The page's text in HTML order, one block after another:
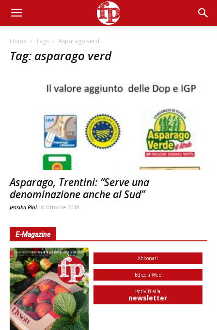
Home Tags Asparago verd
Tag: asparago verd
Asparago, Trentini: “Serve una
denominazione anche al Sud”
Jessika Pini 18 Ottobre 2018
E-Magazine
Abbonati
Edicola Web
Iscriviti alla
newsletter